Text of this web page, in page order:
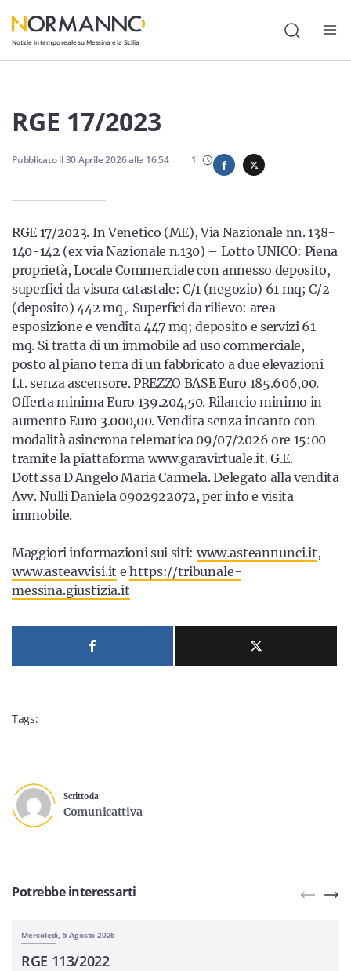
Notizie in tempo reale su Messina e la Sicilia
Cronaca
Politica
Cultura
Lavoro
Società
Economia
Sport
Sicilia
Servizi
Iscriviti
RGE 17/2023
Pubblicato il30 Aprile 2026alle 16:54 1'
RGE 17/2023. In Venetico (ME), Via Nazionale nn. 138-
140-142 (ex via Nazionale n.130) – Lotto UNICO: Piena
proprietà, Locale Commerciale con annesso deposito,
superfici da visura catastale: C/1 (negozio) 61 mq; C/2
(deposito) 442 mq,. Superfici da rilievo: area
esposizione e vendita 447 mq; deposito e servizi 61
mq. Si tratta di un immobile ad uso commerciale,
posto al piano terra di un fabbricato a due elevazioni
f.t. senza ascensore. PREZZO BASE Euro 185.606,00.
Offerta minima Euro 139.204,50. Rilancio minimo in
aumento Euro 3.000,00. Vendita senza incanto con
modalità asincrona telematica 09/07/2026 ore 15:00
tramite la piattaforma www.garavirtuale.it. G.E.
Dott.ssa D Angelo Maria Carmela. Delegato alla vendita
Avv. Nulli Daniela 0902922072, per info e visita
immobile.
Maggiori informazioni sui siti: www.asteannunci.it,
www.asteavvisi.it ehttps://tribunale-
messina.giustizia.it
Tags:
Scritto da
Comunicattiva
Potrebbe interessarti
Mercoledì, 5 Agosto 2026
RGE 113/2022